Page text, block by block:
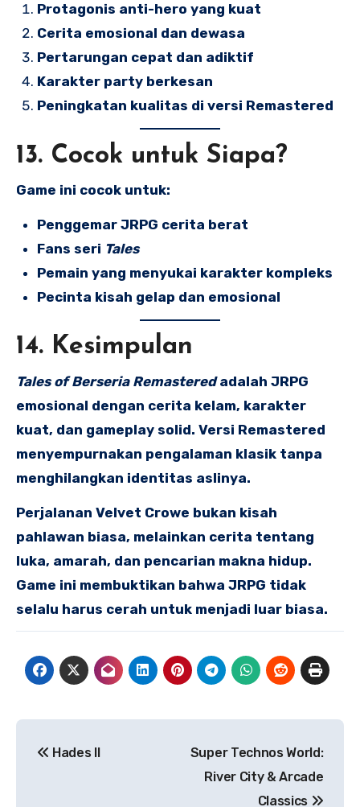
Protagonis anti-hero yang kuat
Cerita emosional dan dewasa
Pertarungan cepat dan adiktif
Karakter party berkesan
Peningkatan kualitas di versi Remastered
13. Cocok untuk Siapa?
Game ini cocok untuk:
Penggemar JRPG cerita berat
Fans seri Tales
Pemain yang menyukai karakter kompleks
Pecinta kisah gelap dan emosional
14. Kesimpulan
Tales of Berseria Remasteredadalah JRPG
emosional dengan cerita kelam, karakter
kuat, dan gameplay solid. Versi Remastered
menyempurnakan pengalaman klasik tanpa
menghilangkan identitas aslinya.
Perjalanan Velvet Crowe bukan kisah
pahlawan biasa, melainkan cerita tentang
luka, amarah, dan pencarian makna hidup.
Game ini membuktikan bahwa JRPG tidak
selalu harus cerah untuk menjadi luar biasa.
Hades II
Super Technos World:
River City & Arcade
Classics